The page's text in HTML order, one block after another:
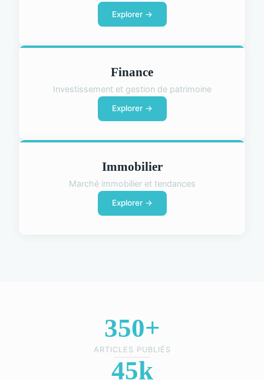
Explorer →
Finance
Investissement et gestion de patrimoine
Explorer →
Immobilier
Marché immobilier et tendances
Explorer →
350+
ARTICLES PUBLIÉS
45k